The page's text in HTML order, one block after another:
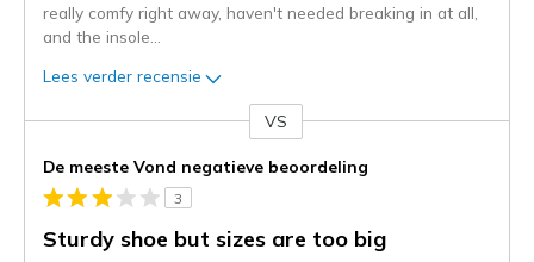
really comfy right away, haven't needed breaking in at all,
and the insole
Lees verder recensie
content
wordt
momenteel
gemigreerd
VS
De meeste Vond negatieve beoordeling
3
Sturdy shoe but sizes are too big